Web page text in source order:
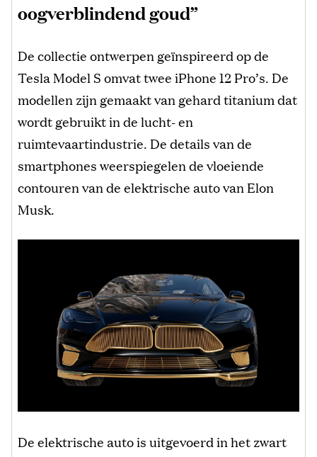
oogverblindend goud”
De collectie ontwerpen geïnspireerd op de
Tesla Model S omvat twee iPhone 12 Pro’s. De
modellen zijn gemaakt van gehard titanium dat
wordt gebruikt in de lucht- en
ruimtevaartindustrie. De details van de
smartphones weerspiegelen de vloeiende
contouren van de elektrische auto van Elon
Musk.
De elektrische auto is uitgevoerd in het zwart